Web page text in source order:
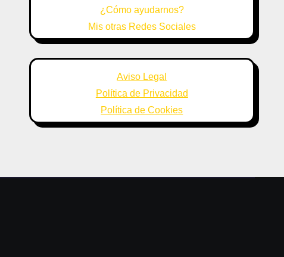
¿Cómo ayudarnos?
Mis otras Redes Sociales
Aviso Legal
Política de Privacidad
Política de Cookies